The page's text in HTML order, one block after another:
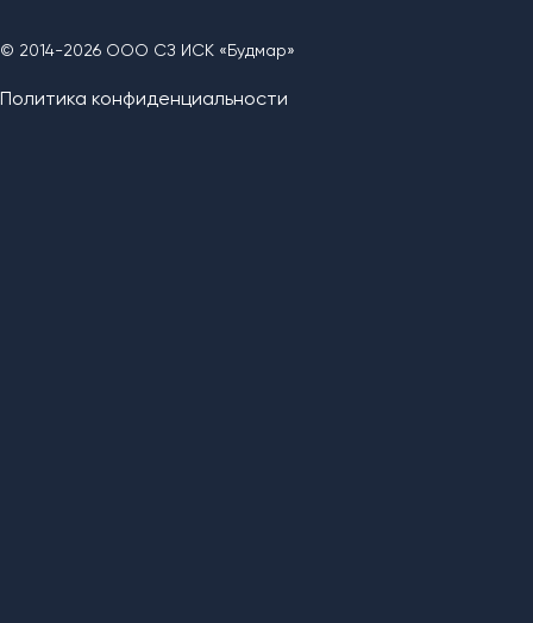
© 2014-2026 ООО СЗ ИСК «Будмар»
Политика конфиденциальности